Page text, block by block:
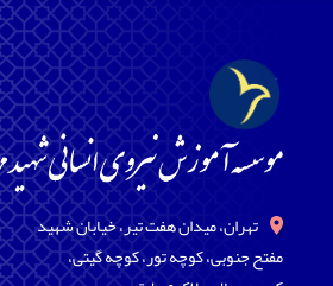
تهران، میدان هفت تیر، خیابان شهید
مفتح جنوبی، کوچه تور، کوچه گیتی،